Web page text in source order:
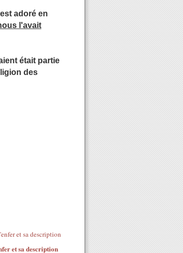
adoré en
l'avait
était partie
des
et sa description